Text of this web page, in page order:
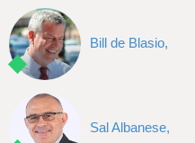
Bill de Blasio,
Sal Albanese,